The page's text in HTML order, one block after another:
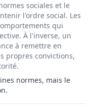
sociales et le
l'ordre social. Les
qui
À l'inverse, un
à remettre en
propres convictions,
normes, mais le